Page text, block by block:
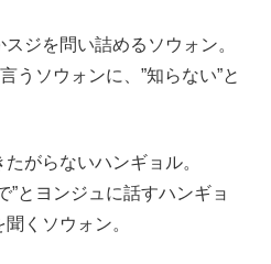
ジを問い詰めるソウォン。
うソウォンに、”知らない”と
がらないハンギョル。
”とヨンジュに話すハンギョ
くソウォン。